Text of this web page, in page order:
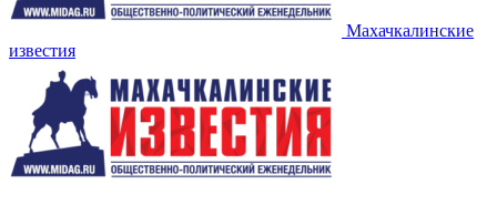
Махачкалинские
известия